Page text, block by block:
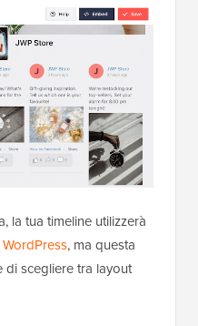
la tua timeline utilizzerà
, ma questa
di scegliere tra layout